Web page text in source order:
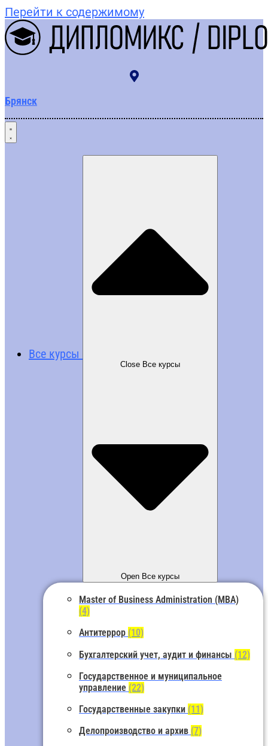
Перейти к содержимому
Брянск
Все курсы
Close Все курсы
Open Все курсы
Master of Business Administration (MBA)
(4)
Антитеррор (10)
Бухгалтерский учет, аудит и финансы (12)
Государственное и муниципальное
управление (22)
Государственные закупки (11)
Делопроизводство и архив (7)